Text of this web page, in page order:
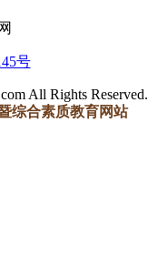
号
All Rights Reserved.
综合素质教育网站